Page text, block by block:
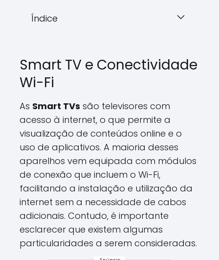
Índice
Smart TV e Conectividade
Wi-Fi
As Smart TVs são televisores com
acesso à internet, o que permite a
visualização de conteúdos online e o
uso de aplicativos. A maioria desses
aparelhos vem equipada com módulos
de conexão que incluem o Wi-Fi,
facilitando a instalação e utilização da
internet sem a necessidade de cabos
adicionais. Contudo, é importante
esclarecer que existem algumas
particularidades a serem consideradas.